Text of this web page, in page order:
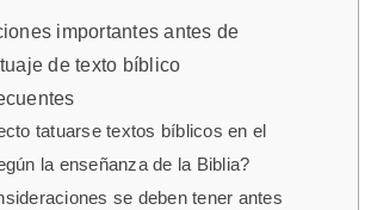
importantes antes de
de texto bíblico
tatuarse textos bíblicos en el
la enseñanza de la Biblia?
se deben tener antes